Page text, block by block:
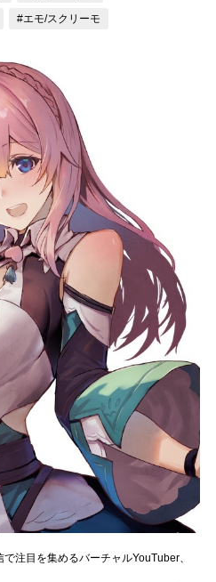
グ
#エモ/スクリーモ
注目を集めるバーチャルYouTuber、